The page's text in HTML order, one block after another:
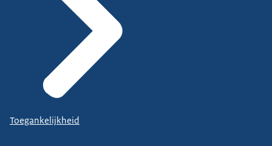
Toegankelijkheid